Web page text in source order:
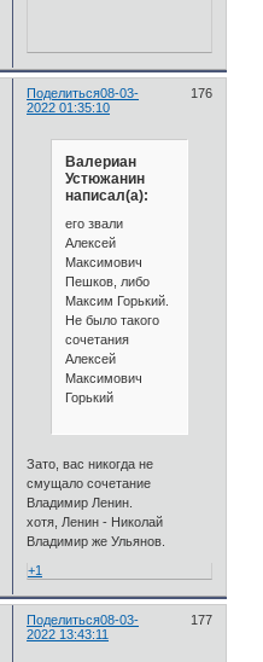
Поделиться 176
08-03-
2022 01:35:10
Валериан
Устюжанин
написал(а):
его звали
Алексей
Максимович
Пешков, либо
Максим Горький.
Не было такого
сочетания
Алексей
Максимович
Горький
Зато, вас никогда не
смущало сочетание
Владимир Ленин.
хотя, Ленин - Николай
Владимир же Ульянов.
+1
Поделиться 177
08-03-
2022 13:43:11